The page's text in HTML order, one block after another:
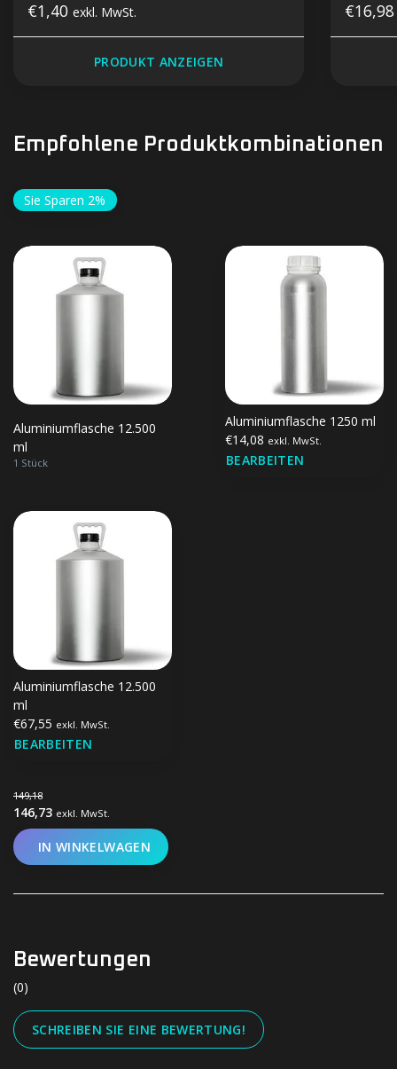
€1,40 exkl. MwSt.
PRODUKT ANZEIGEN
Empfohlene Produktkombinationen
Sie Sparen 2%
Aluminiumflasche 12.500
ml
1 Stück
Aluminiumflasche 1250 ml
€14,08 exkl. MwSt.
BEARBEITEN
Aluminiumflasche 12.500
ml
€67,55 exkl. MwSt.
BEARBEITEN
149,18
146,73 exkl. MwSt.
IN WINKELWAGEN
Bewertungen
(0)
SCHREIBEN SIE EINE BEWERTUNG!